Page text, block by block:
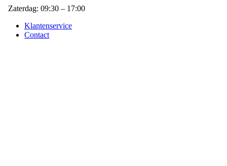
Zaterdag: 09:30 – 17:00
Klantenservice
Contact